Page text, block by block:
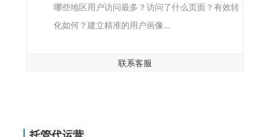
哪些地区用户访问最多？访问了什么页面？有效转
化如何？建立精准的用户画像...
联系客服